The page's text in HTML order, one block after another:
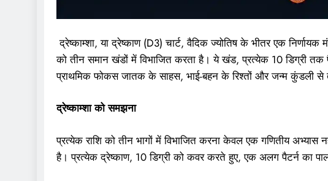
द्रेष्काम्शा, या द्रेष्काण (D3) चार्ट, वैदिक ज्योतिष के भीतर एक
को तीन समान खंडों में विभाजित करता है। ये खंड, प्रत्येक 10 डिग्री तक
प्राथमिक फोकस जातक के साहस, भाई-बहन के रिश्तों और जन्म कुंडली से
द्रेष्काम्शा को समझना
प्रत्येक राशि को तीन भागों में विभाजित करना केवल एक गणितीय
है। प्रत्येक द्रेष्काण, 10 डिग्री को कवर करते हुए, एक अलग पैटर्न का